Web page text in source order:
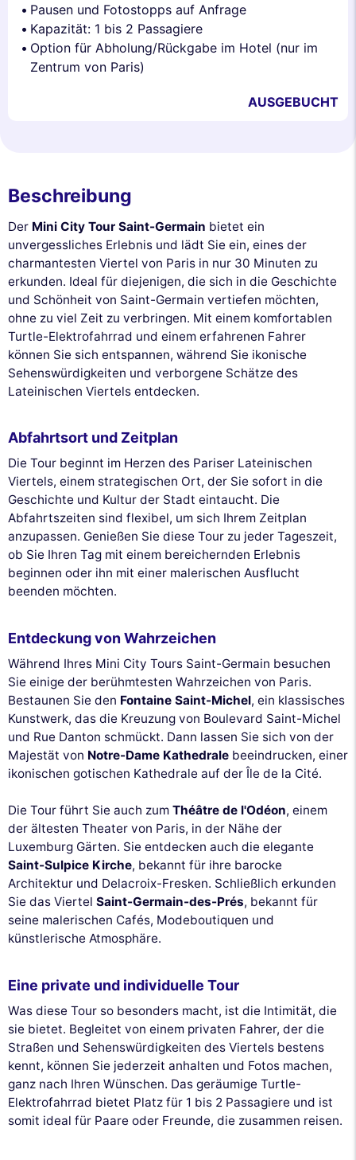
Pausen und Fotostopps auf Anfrage
Kapazität: 1 bis 2 Passagiere
Option für Abholung/Rückgabe im Hotel (nur im
Zentrum von Paris)
AUSGEBUCHT
Beschreibung
Der Mini City Tour Saint-Germain bietet ein
unvergessliches Erlebnis und lädt Sie ein, eines der
charmantesten Viertel von Paris in nur 30 Minuten zu
erkunden. Ideal für diejenigen, die sich in die Geschichte
und Schönheit von Saint-Germain vertiefen möchten,
ohne zu viel Zeit zu verbringen. Mit einem komfortablen
Turtle-Elektrofahrrad und einem erfahrenen Fahrer
können Sie sich entspannen, während Sie ikonische
Sehenswürdigkeiten und verborgene Schätze des
Lateinischen Viertels entdecken.
Abfahrtsort und Zeitplan
Die Tour beginnt im Herzen des Pariser Lateinischen
Viertels, einem strategischen Ort, der Sie sofort in die
Geschichte und Kultur der Stadt eintaucht. Die
Abfahrtszeiten sind flexibel, um sich Ihrem Zeitplan
anzupassen. Genießen Sie diese Tour zu jeder Tageszeit,
ob Sie Ihren Tag mit einem bereichernden Erlebnis
beginnen oder ihn mit einer malerischen Ausflucht
beenden möchten.
Entdeckung von Wahrzeichen
Während Ihres Mini City Tours Saint-Germain besuchen
Sie einige der berühmtesten Wahrzeichen von Paris.
Bestaunen Sie den Fontaine Saint-Michel, ein klassisches
Kunstwerk, das die Kreuzung von Boulevard Saint-Michel
und Rue Danton schmückt. Dann lassen Sie sich von der
Majestät von Notre-Dame Kathedrale beeindrucken, einer
ikonischen gotischen Kathedrale auf der Île de la Cité.
Die Tour führt Sie auch zum Théâtre de l'Odéon, einem
der ältesten Theater von Paris, in der Nähe der
Luxemburg Gärten. Sie entdecken auch die elegante
Saint-Sulpice Kirche, bekannt für ihre barocke
Architektur und Delacroix-Fresken. Schließlich erkunden
Sie das Viertel Saint-Germain-des-Prés, bekannt für
seine malerischen Cafés, Modeboutiquen und
künstlerische Atmosphäre.
Eine private und individuelle Tour
Was diese Tour so besonders macht, ist die Intimität, die
sie bietet. Begleitet von einem privaten Fahrer, der die
Straßen und Sehenswürdigkeiten des Viertels bestens
kennt, können Sie jederzeit anhalten und Fotos machen,
ganz nach Ihren Wünschen. Das geräumige Turtle-
Elektrofahrrad bietet Platz für 1 bis 2 Passagiere und ist
somit ideal für Paare oder Freunde, die zusammen reisen.